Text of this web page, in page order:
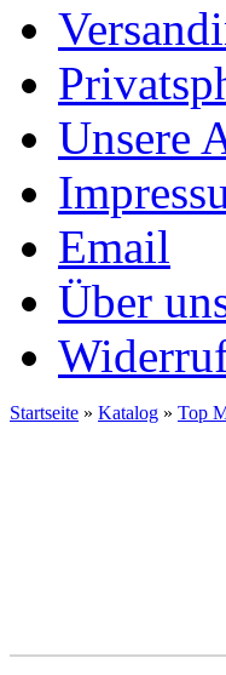
Unsere
Email
Über
Startseite » Katalog » Top